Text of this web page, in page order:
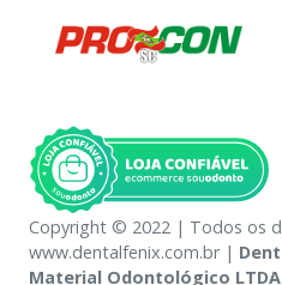
Copyright © 2022 | Todos os
www.dentalfenix.com.br |
Material Odontológico LTDA